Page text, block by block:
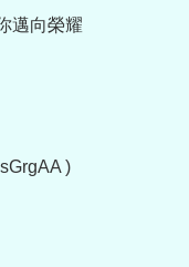
邁向榮耀
)